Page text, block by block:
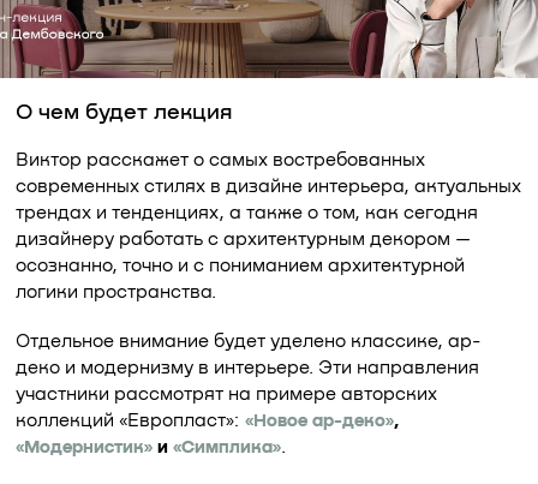
О чем будет лекция
Виктор расскажет о самых востребованных
современных стилях в дизайне интерьера, актуальных
трендах и тенденциях, а также о том, как сегодня
дизайнеру работать с архитектурным декором —
осознанно, точно и с пониманием архитектурной
логики пространства.
Отдельное внимание будет уделено классике, ар-
деко и модернизму в интерьере. Эти направления
участники рассмотрят на примере авторских
коллекций «Европласт»: «Новое ар-деко»,
«Модернистик»и «Симплика».